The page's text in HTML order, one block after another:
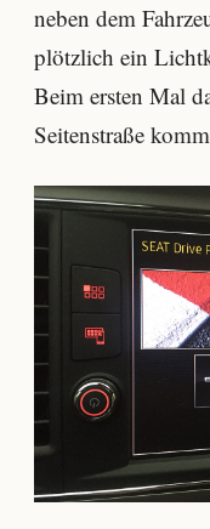
neben dem
plötzlich ein
Beim ersten Mal
Seitenstraße